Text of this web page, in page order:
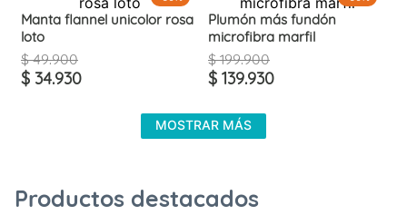
Manta flannel unicolor rosa
loto
$ 49.900
$ 34.930
Plumón más fundón
microfibra marfil
$ 199.900
$ 139.930
MOSTRAR MÁS
Productos destacados